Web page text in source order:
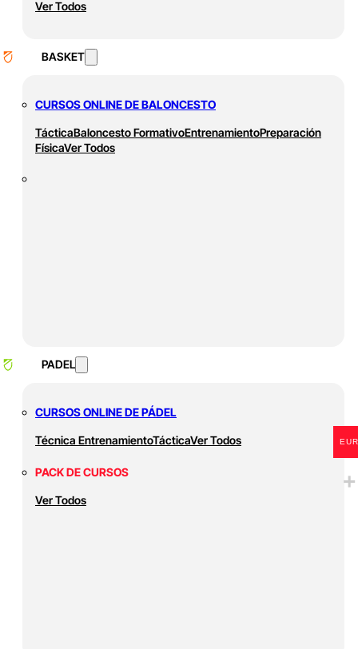
Ver Todos
BASKET
CURSOS ONLINE DE BALONCESTO
TácticaBaloncesto FormativoEntrenamientoPreparación
FísicaVer Todos
PADEL
CURSOS ONLINE DE PÁDEL
Técnica EntrenamientoTácticaVer Todos
PACK DE CURSOS
Ver Todos
EUR